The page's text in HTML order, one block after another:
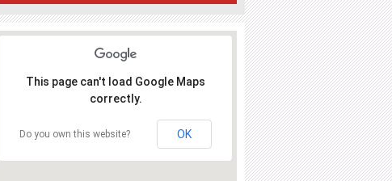
This page can't load Google Maps
correctly.
Do you own this website? OK